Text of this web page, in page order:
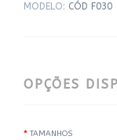
MODELO: CÓD F030
OPÇÕES
TAMANHOS